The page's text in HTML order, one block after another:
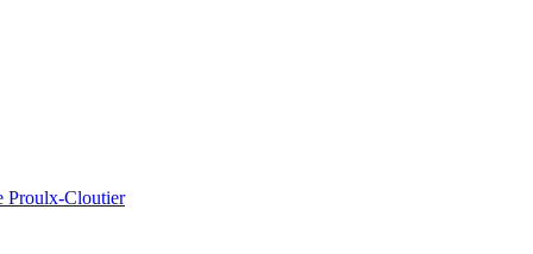
Proulx-Cloutier